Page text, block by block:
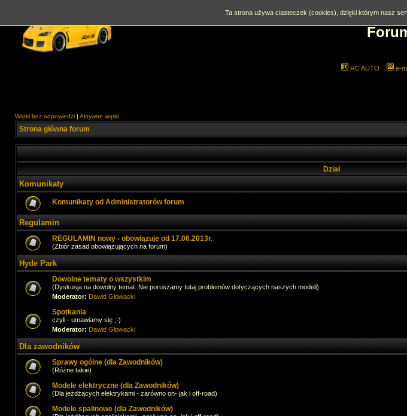
RC AUTO e-
Wątki bez odpowiedzi | Aktywne wątki
Strona główna forum
Dział
Komunikaty
Komunikaty od Administratorów forum
Regulamin
REGULAMIN nowy - obowiązuje od 17.06.2013r.
(Zbiór zasad obowiązujących na forum)
Hyde Park
Dowolne tematy o wszystkim
(Dyskusja na dowolny temat. Nie poruszamy tutaj problemów dotyczących naszych modeli)
Moderator: Dawid Głowacki
Spotkania
czyli - umawiamy się ;-)
Moderator: Dawid Głowacki
Dla zawodników
Sprawy ogólne (dla Zawodników)
(Różne takie)
Modele elektryczne (dla Zawodników)
(Dla jeżdżących elektrykami - zarówno on- jak i off-road)
Modele spalinowe (dla Zawodników)
Ta strona używa ciasteczek (cookies), dzięki którym nasz